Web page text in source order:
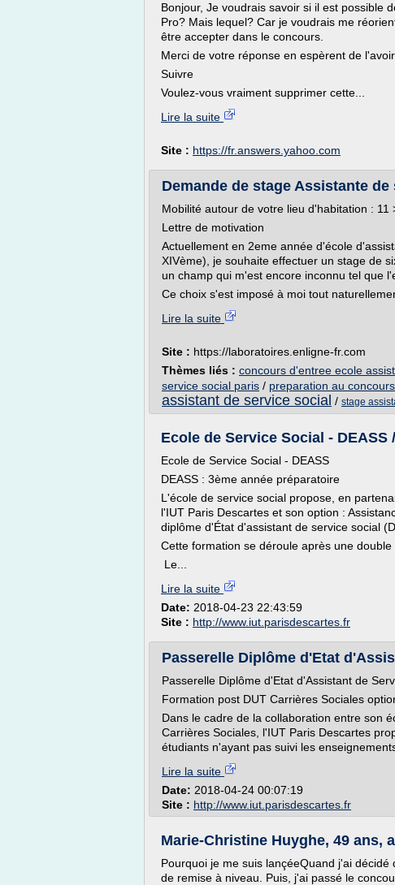
Bonjour, Je voudrais savoir si il est possible
Pro? Mais lequel? Car je voudrais me
être accepter dans le concours.
Merci de votre réponse en espèrent de
Suivre
Voulez-vous vraiment supprimer cette...
Lire la suite
Site : https://fr.answers.yahoo.com
Demande de stage Assistante
Mobilité autour de votre lieu d'habitation : 11
Lettre de motivation
Actuellement en 2eme année d'école
XIVème), je souhaite effectuer un stage de
un champ qui m'est encore inconnu tel que
Ce choix s'est imposé à moi tout
Lire la suite
Site : https://laboratoires.enligne-fr.com
Thèmes liés : concours d'entree ecole
service social paris / preparation au
assistant de service social / stage
Ecole de Service Social - DEASS
Ecole de Service Social - DEASS
DEASS : 3ème année préparatoire
L'école de service social propose, en
l'IUT Paris Descartes et son option :
diplôme d'État d'assistant de service social
Cette formation se déroule après une
Le...
Lire la suite
Date: 2018-04-23 22:43:59
Site : http://www.iut.parisdescartes.fr
Passerelle Diplôme d'Etat
Passerelle Diplôme d'Etat d'Assistant de
Formation post DUT Carrières Sociales
Dans le cadre de la collaboration entre son
Carrières Sociales, l'IUT Paris Descartes
étudiants n'ayant pas suivi les
Lire la suite
Date: 2018-04-24 00:07:19
Site : http://www.iut.parisdescartes.fr
Marie-Christine Huyghe, 49 ans,
Pourquoi je me suis lançéeQuand j'ai
de remise à niveau. Puis, j'ai passé le